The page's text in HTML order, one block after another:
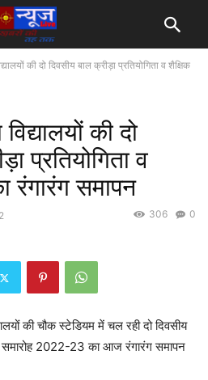
की दो दिवसीय बाल क्रीड़ा प्रतियोगिता व शैक्षिक
की दो
प्रतियोगिता व
रंगारंग समापन
0
306
की चौक स्टेडियम में चल रही दो दिवसीय
समारोह 2022-23 का आज रंगारंग समापन